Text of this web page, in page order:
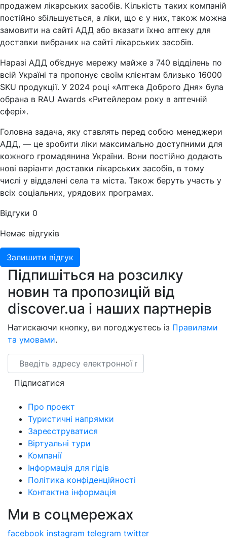
продажем лікарських засобів. Кількість таких компаній
постійно збільшується, а ліки, що є у них, також можна
замовити на сайті АДД або вказати їхню аптеку для
доставки вибраних на сайті лікарських засобів.
Наразі АДД об’єднує мережу майже з 740 відділень по
всій Україні та пропонує своїм клієнтам близько 16000
SKU продукції. У 2024 році «Аптека Доброго Дня» була
обрана в RAU Awards «Ритейлером року в аптечній
сфері».
Головна задача, яку ставлять перед собою менеджери
АДД, — це зробити ліки максимально доступними для
кожного громадянина України. Вони постійно додають
нові варіанти доставки лікарських засобів, в тому
числі у віддалені села та міста. Також беруть участь у
всіх соціальних, урядових програмах.
Відгуки 0
Немає відгуків
Залишити відгук
Підпишіться на розсилку
новин та пропозицій від
discover.ua і наших партнерів
Натискаючи кнопку, ви погоджуєтесь із Правилами
та умовами.
Email
Підписатися
Про проект
Туристичні напрямки
Зареєструватися
Віртуальні тури
Компанії
Інформація для гідів
Політика конфіденційності
Контактна інформація
Ми в соцмережах
facebook instagram telegram twitter